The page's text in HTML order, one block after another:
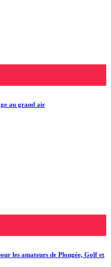
au grand air
les amateurs de Plongée, Golf et